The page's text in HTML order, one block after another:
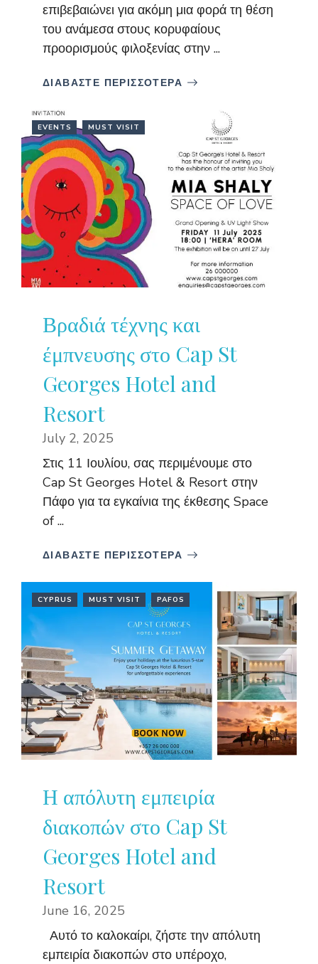
επιβεβαιώνει για ακόμη μια φορά τη θέση
του ανάμεσα στους κορυφαίους
προορισμούς φιλοξενίας στην ...
ΔΙΑΒΑΣΤΕ ΠΕΡΙΣΣΟΤΕΡΑ
EVENTS MUST VISIT
Βραδιά τέχνης και
έμπνευσης στο Cap St
Georges Hotel and
Resort
July 2, 2025
Στις 11 Ιουλίου, σας περιμένουμε στο
Cap St Georges Hotel & Resort στην
Πάφο για τα εγκαίνια της έκθεσης Space
of ...
ΔΙΑΒΑΣΤΕ ΠΕΡΙΣΣΟΤΕΡΑ
CYPRUS MUST VISIT PAFOS
Η απόλυτη εμπειρία
διακοπών στο Cap St
Georges Hotel and
Resort
June 16, 2025
Αυτό το καλοκαίρι, ζήστε την απόλυτη
εμπειρία διακοπών στο υπέροχο,